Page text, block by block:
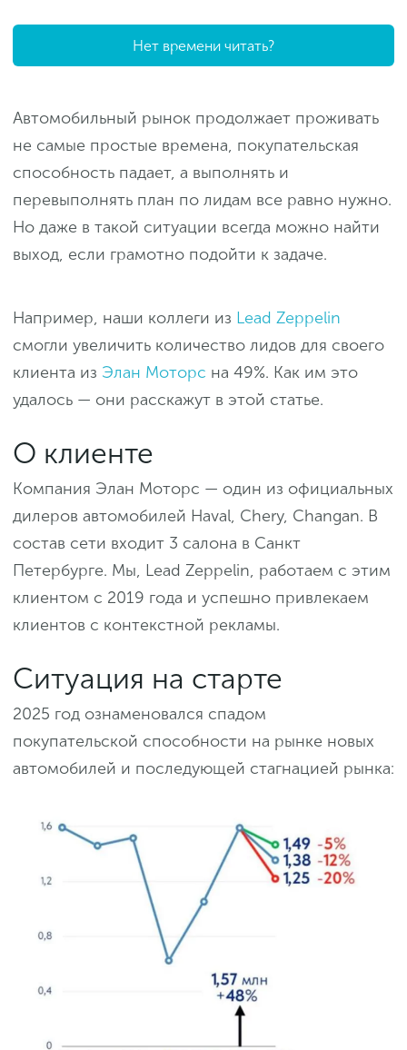
Нет времени читать?
Автомобильный рынок продолжает проживать
не самые простые времена, покупательская
способность падает, а выполнять и
перевыполнять план по лидам все равно нужно.
Но даже в такой ситуации всегда можно найти
выход, если грамотно подойти к задаче.
Например, наши коллеги из Lead Zeppelin
смогли увеличить количество лидов для своего
клиента из Элан Моторс на 49%. Как им это
удалось — они расскажут в этой статье.
О клиенте
Компания Элан Моторс — один из официальных
дилеров автомобилей Haval, Chery, Changan. В
состав сети входит 3 салона в Санкт
Петербурге. Мы, Lead Zeppelin, работаем с этим
клиентом с 2019 года и успешно привлекаем
клиентов с контекстной рекламы.
Ситуация на старте
2025 год ознаменовался спадом
покупательской способности на рынке новых
автомобилей и последующей стагнацией рынка: